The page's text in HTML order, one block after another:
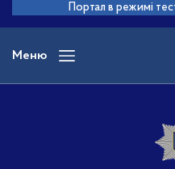
основного
вмісту
Портал в режимі
Меню